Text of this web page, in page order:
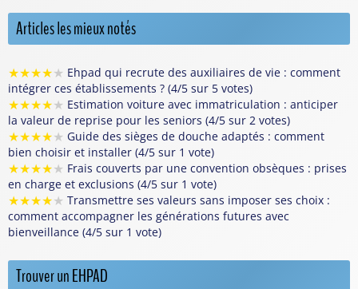
Articles les mieux notés
★★★★★ Ehpad qui recrute des auxiliaires de vie : comment
intégrer ces établissements ? (4/5 sur 5 votes)
★★★★★ Estimation voiture avec immatriculation : anticiper
la valeur de reprise pour les seniors (4/5 sur 2 votes)
★★★★★ Guide des sièges de douche adaptés : comment
bien choisir et installer (4/5 sur 1 vote)
★★★★★ Frais couverts par une convention obsèques : prises
en charge et exclusions (4/5 sur 1 vote)
★★★★★ Transmettre ses valeurs sans imposer ses choix :
comment accompagner les générations futures avec
bienveillance (4/5 sur 1 vote)
Trouver un EHPAD